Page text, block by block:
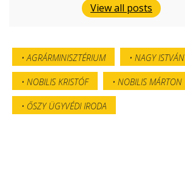
View all posts
AGRÁRMINISZTÉRIUM NAGY ISTVÁN
NOBILIS KRISTÓF NOBILIS MÁRTON
ŐSZY ÜGYVÉDI IRODA